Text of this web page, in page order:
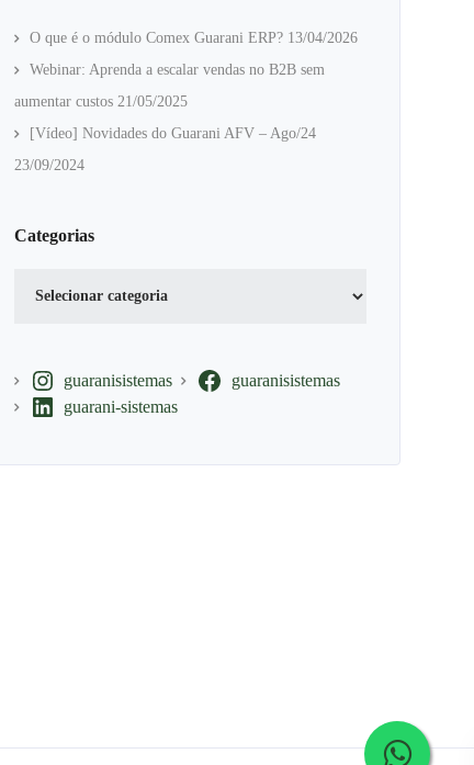
O que é o módulo Comex Guarani ERP? 13/04/2026
Webinar: Aprenda a escalar vendas no B2B sem
aumentar custos 21/05/2025
[Vídeo] Novidades do Guarani AFV – Ago/24
23/09/2024
Categorias
guaranisistemas
guaranisistemas
guarani-sistemas